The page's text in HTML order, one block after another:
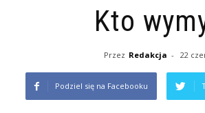
Kto
Przez Redakcja - 22
Podziel się na Facebooku